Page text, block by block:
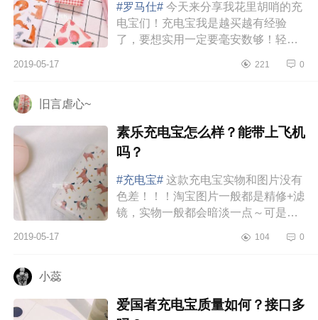
#罗马仕# 今天来分享我花里胡哨的充
电宝们！充电宝我是越买越有经验
了，要想实用一定要毫安数够！轻
爱也很重要！这几个充电宝我觉得都
2019-05-17 221 0
旧言虐心~
​素乐充电宝怎么样？能带上飞机
吗？
#充电宝# 这款充电宝实物和图片没有
色差！！！淘宝图片一般都是精修+滤
镜，实物一般都会暗淡一点～可是这
好看！！！大小的话，以我手机...
2019-05-17 104 0
小蕊
爱国者充电宝质量如何？接口多